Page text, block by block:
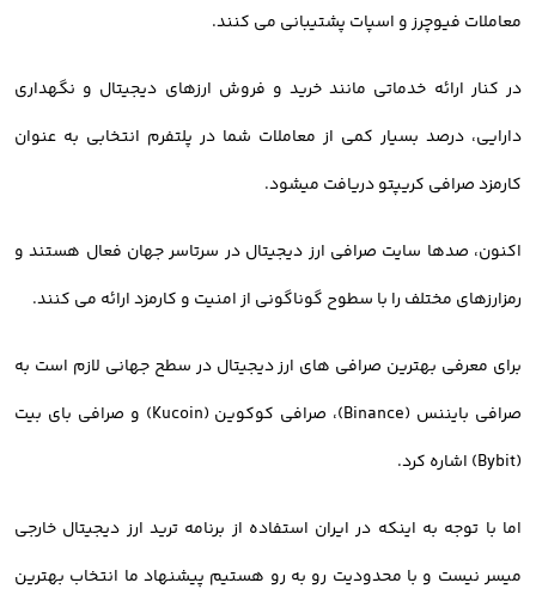
معاملات فیوچرز و اسپات پشتیبانی می کنند.
در کنار ارائه خدماتی مانند خرید و فروش ارزهای دیجیتال و نگهداری
دارایی، درصد بسیار کمی از معاملات شما در پلتفرم انتخابی به عنوان
کارمزد صرافی کریپتو دریافت میشود.
اکنون، صدها سایت صرافی ارز دیجیتال در سرتاسر جهان فعال هستند و
رمزارزهای مختلف را با سطوح گوناگونی از امنیت و کارمزد ارائه می کنند.
برای معرفی بهترین صرافی های ارز دیجیتال در سطح جهانی لازم است به
صرافی بایننس (Binance)، صرافی کوکوین (Kucoin) و صرافی بای بیت
(Bybit) اشاره کرد.
اما با توجه به اینکه در ایران استفاده از برنامه ترید ارز دیجیتال خارجی
میسر نیست و با محدودیت رو به رو هستیم پیشنهاد ما انتخاب بهترین